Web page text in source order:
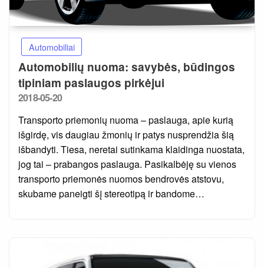
Automobiliai
Automobilių nuoma: savybės, būdingos
tipiniam paslaugos pirkėjui
Posted
2018-05-20
Transporto priemonių nuoma – paslauga, apie kurią
išgirdę, vis daugiau žmonių ir patys nusprendžia šią
išbandyti. Tiesa, neretai sutinkama klaidinga nuostata,
jog tai – prabangos paslauga. Pasikalbėję su vienos
transporto priemonės nuomos bendrovės atstovu,
skubame paneigti šį stereotipą ir bandome…